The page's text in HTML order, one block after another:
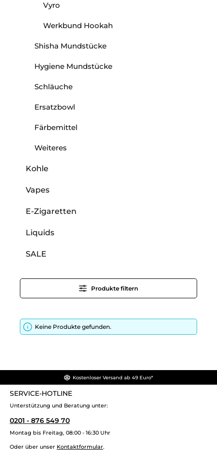
Vyro
Werkbund Hookah
Shisha Mundstücke
Hygiene Mundstücke
Schläuche
Ersatzbowl
Färbemittel
Weiteres
Kohle
Vapes
E-Zigaretten
Liquids
SALE
Produkte filtern
Keine Produkte gefunden.
Kostenloser Versand ab 49 Euro*
SERVICE-HOTLINE
Unterstützung und Beratung unter:
0201 - 876 549 70
Montag bis Freitag, 08:00 - 16:30 Uhr
Oder über unser Kontaktformular.